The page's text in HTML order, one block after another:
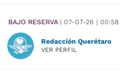
BAJO RESERVA | 07-07-26 | 00:58
Redacción Querétaro
VER PERFIL